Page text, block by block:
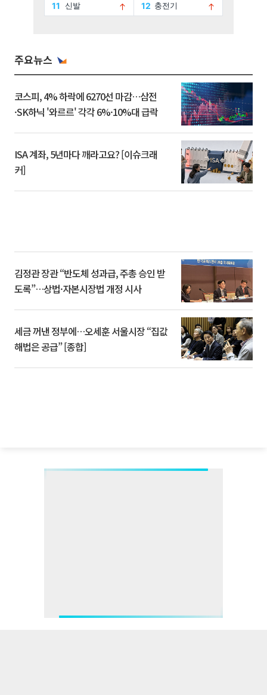
주요뉴스
코스피, 4% 하락에 6270선 마감…삼전
·SK하닉 '와르르' 각각 6%·10%대 급락
ISA 계좌, 5년마다 깨라고요? [이슈크래
커]
김정관 장관 “반도체 성과급, 주총 승인 받
도록”…상법·자본시장법 개정 시사
세금 꺼낸 정부에…오세훈 서울시장 “집값
해법은 공급” [종합]